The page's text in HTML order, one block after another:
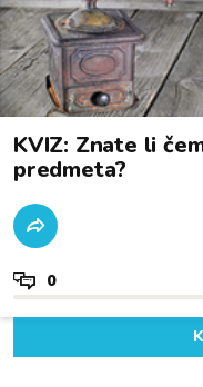
KVIZ: Znate li
predmeta?
0